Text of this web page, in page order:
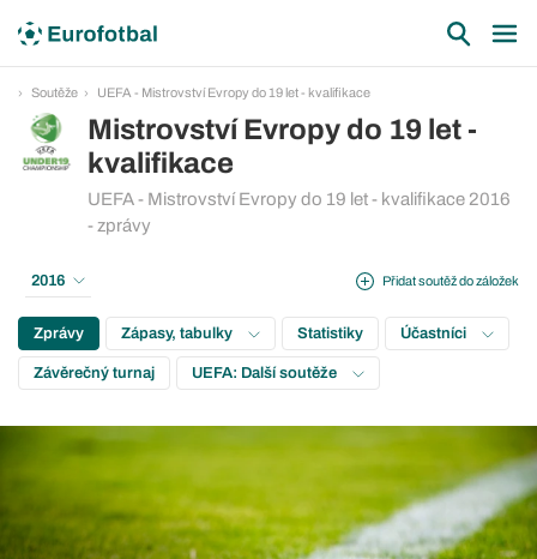
Soutěže UEFA - Mistrovství Evropy do 19 let - kvalifikace
Mistrovství Evropy do 19 let -
kvalifikace
UEFA - Mistrovství Evropy do 19 let - kvalifikace 2016
- zprávy
Přidat soutěž do záložek
2016
Zprávy Zápasy, tabulky Statistiky Účastníci
Závěrečný turnaj UEFA: Další soutěže